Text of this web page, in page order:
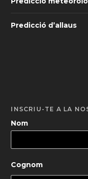
Predicció d’allaus
INSCRIU-TE A LA
Nom
Cognom